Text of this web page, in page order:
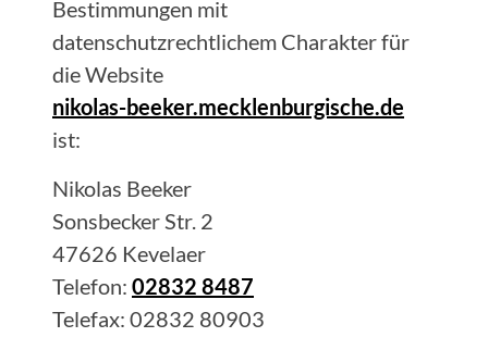
Bestimmungen mit
datenschutzrechtlichem Charakter für
die Website
nikolas-beeker.mecklenburgische.de
ist:
Nikolas Beeker
Sonsbecker Str. 2
47626 Kevelaer
Telefon: 02832 8487
Telefax: 02832 80903